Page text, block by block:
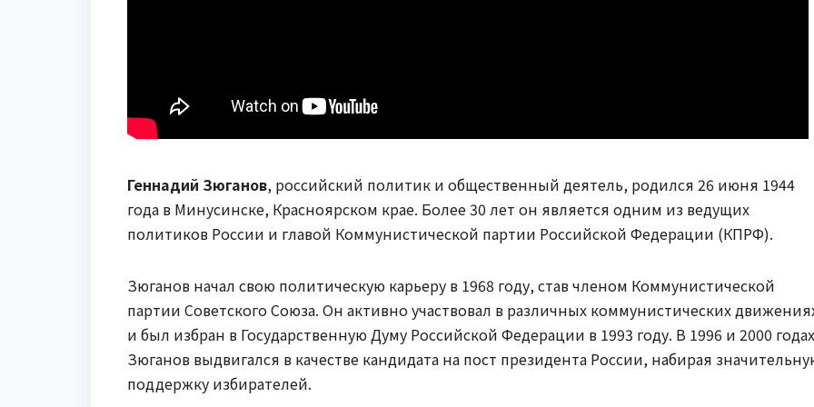
Геннадий Зюганов, российский политик и общественный деятель, родился 26 июня 1944
года в Минусинске, Красноярском крае. Более 30 лет он является одним из ведущих
политиков России и главой Коммунистической партии Российской Федерации (КПРФ).
Зюганов начал свою политическую карьеру в 1968 году, став членом Коммунистической
партии Советского Союза. Он активно участвовал в различных коммунистических
и был избран в Государственную Думу Российской Федерации в 1993 году. В 1996 и 2000 годах
Зюганов выдвигался в качестве кандидата на пост президента России, набирая
поддержку избирателей.